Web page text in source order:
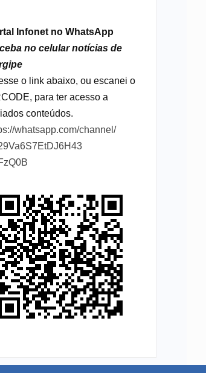
Infonet no WhatsApp
no celular notícias de
o link abaixo, ou escanei o
para ter acesso a
conteúdos.
whatsapp.com/channel/